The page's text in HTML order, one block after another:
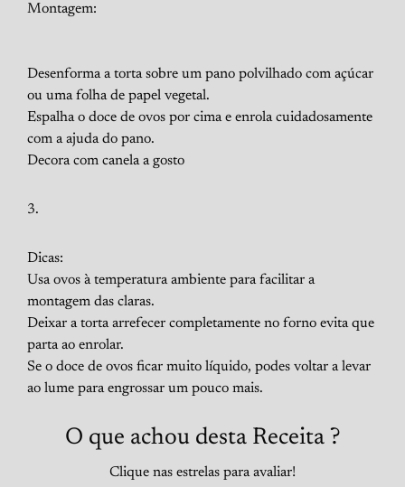
Montagem:
Desenforma a torta sobre um pano polvilhado com açúcar
ou uma folha de papel vegetal.
Espalha o doce de ovos por cima e enrola cuidadosamente
com a ajuda do pano.
Decora com canela a gosto
Dicas:
Usa ovos à temperatura ambiente para facilitar a
montagem das claras.
Deixar a torta arrefecer completamente no forno evita que
parta ao enrolar.
Se o doce de ovos ficar muito líquido, podes voltar a levar
ao lume para engrossar um pouco mais.
O que achou desta Receita ?
Clique nas estrelas para avaliar!